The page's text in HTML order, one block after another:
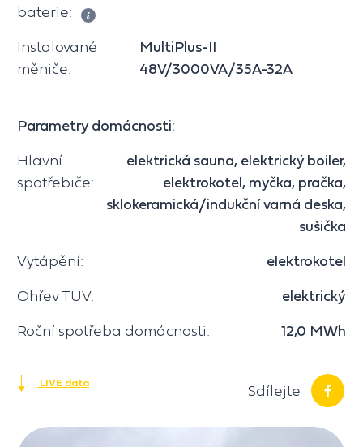
baterie:
Instalované
měniče:
MultiPlus-II
48V/3000VA/35A-32A
Parametry domácnosti:
Hlavní
spotřebiče:
elektrická sauna, elektrický boiler,
elektrokotel, myčka, pračka,
sklokeramická/indukční varná deska,
sušička
Vytápění: elektrokotel
Ohřev TUV: elektrický
Roční spotřeba domácnosti: 12,0 MWh
LIVE data Sdílejte